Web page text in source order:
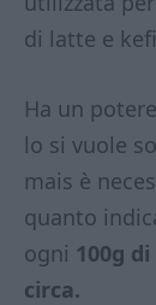
di latte e
Ha un
lo si vuole
mais è
quanto
ogni 100g
circa.